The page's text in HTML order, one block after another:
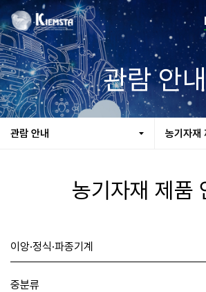
관람 안내
관람 안내 농기자재
농기자재 제품